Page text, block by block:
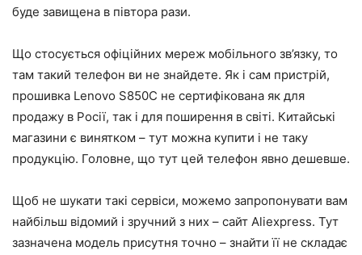
буде завищена в півтора рази.
Що стосується офіційних мереж мобільного зв’язку, то
там такий телефон ви не знайдете. Як і сам пристрій,
прошивка Lenovo S850C не сертифікована як для
продажу в Росії, так і для поширення в світі. Китайські
магазини є винятком – тут можна купити і не таку
продукцію. Головне, що тут цей телефон явно дешевше.
Щоб не шукати такі сервіси, можемо запропонувати вам
найбільш відомий і зручний з них – сайт Aliexpress. Тут
зазначена модель присутня точно – знайти її не складає